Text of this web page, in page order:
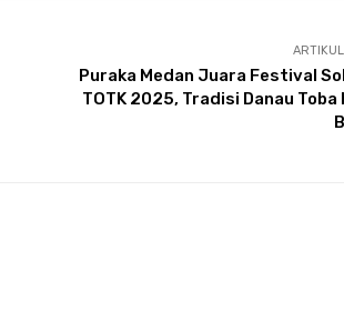
Puraka Medan Juara Festival
TOTK 2025, Tradisi Danau Toba